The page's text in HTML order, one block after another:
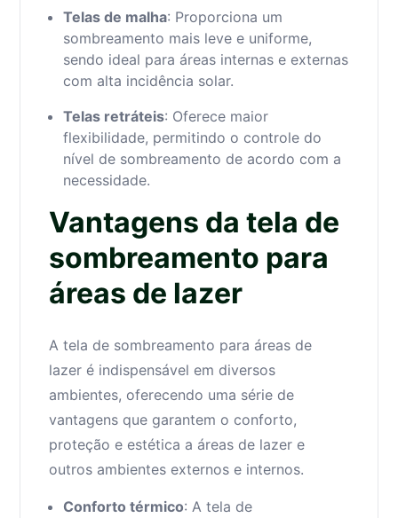
Telas de malha: Proporciona um
sombreamento mais leve e uniforme,
sendo ideal para áreas internas e externas
com alta incidência solar.
Telas retráteis: Oferece maior
flexibilidade, permitindo o controle do
nível de sombreamento de acordo com a
necessidade.
Vantagens da tela de
sombreamento para
áreas de lazer
A tela de sombreamento para áreas de
lazer é indispensável em diversos
ambientes, oferecendo uma série de
vantagens que garantem o conforto,
proteção e estética a áreas de lazer e
outros ambientes externos e internos.
Conforto térmico: A tela de